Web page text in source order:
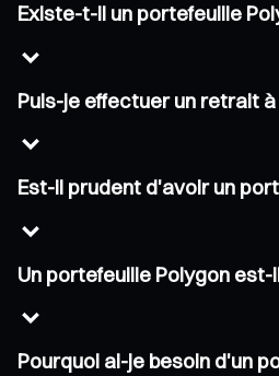
Existe-t-il un portefeuille
Puis-je effectuer un retrait
Est-il prudent d'avoir un
Un portefeuille Polygon
Pourquoi ai-je besoin d'un